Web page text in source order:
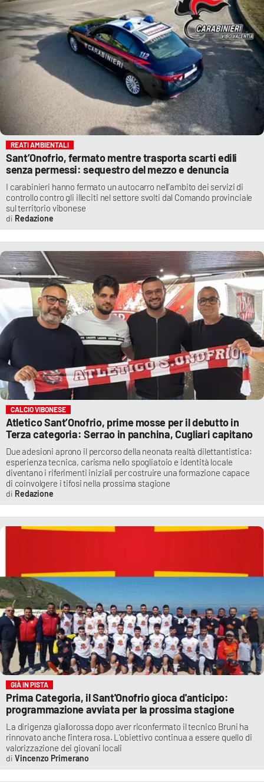
REATI AMBIENTALI
Sant’Onofrio, fermato mentre trasporta scarti edili
senza permessi: sequestro del mezzo e denuncia
I carabinieri hanno fermato un autocarro nell’ambito dei servizi di
controllo contro gli illeciti nel settore svolti dal Comando provinciale
sul territorio vibonese
Redazione
CALCIO VIBONESE
Atletico Sant’Onofrio, prime mosse per il debutto in
Terza categoria: Serrao in panchina, Cugliari capitano
Due adesioni aprono il percorso della neonata realtà dilettantistica:
esperienza tecnica, carisma nello spogliatoio e identità locale
diventano i riferimenti iniziali per costruire una formazione capace
di coinvolgere i tifosi nella prossima stagione
Redazione
GIÀ IN PISTA
Prima Categoria, il Sant'Onofrio gioca d'anticipo:
programmazione avviata per la prossima stagione
La dirigenza giallorossa dopo aver riconfermato il tecnico Bruni ha
rinnovato anche l'intera rosa. L'obiettivo continua a essere quello di
valorizzazione dei giovani locali
Vincenzo Primerano